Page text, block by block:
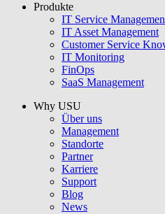
USU GmbH
Produkte
IT Service
IT Asset Management
Customer Service
IT Monitoring
FinOps
SaaS Management
Why USU
Über uns
Management
Standorte
Partner
Karriere
Support
Blog
News